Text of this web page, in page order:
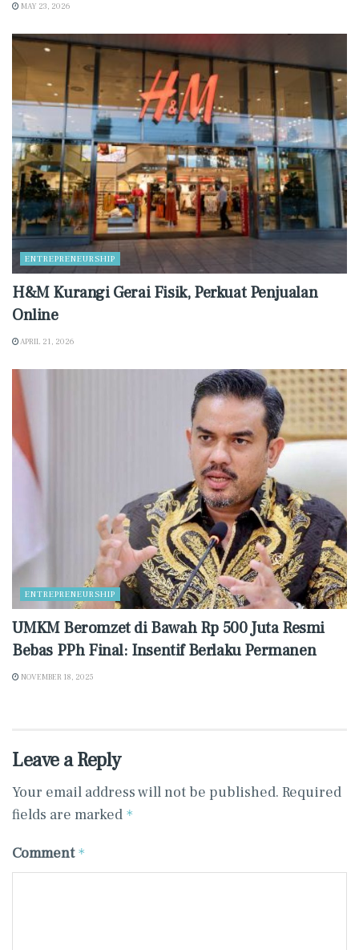
MAY 23, 2026
ENTREPRENEURSHIP
H&M Kurangi Gerai Fisik, Perkuat Penjualan
Online
APRIL 21, 2026
ENTREPRENEURSHIP
UMKM Beromzet di Bawah Rp 500 Juta Resmi
Bebas PPh Final: Insentif Berlaku Permanen
NOVEMBER 18, 2025
Leave a Reply
Your email address will not be published. Required
fields are marked *
Comment *